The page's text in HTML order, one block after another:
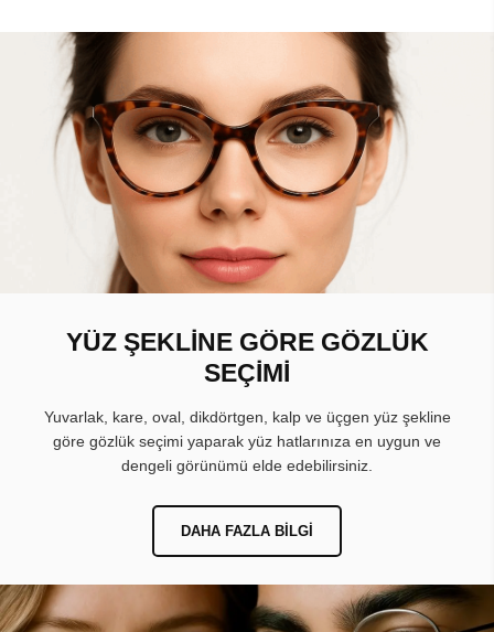
YÜZ ŞEKLİNE GÖRE GÖZLÜK
SEÇİMİ
Yuvarlak, kare, oval, dikdörtgen, kalp ve üçgen yüz şekline
göre gözlük seçimi yaparak yüz hatlarınıza en uygun ve
dengeli görünümü elde edebilirsiniz.
DAHA FAZLA BILGI